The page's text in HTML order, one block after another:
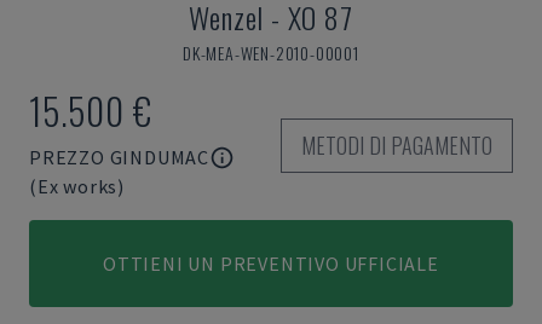
Wenzel - XO 87
DK-MEA-WEN-2010-00001
15.500 €
PREZZO GINDUMAC
(Ex works)
METODI DI PAGAMENTO
OTTIENI UN PREVENTIVO UFFICIALE